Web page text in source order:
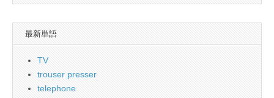
最新単語
TV
trouser presser
telephone